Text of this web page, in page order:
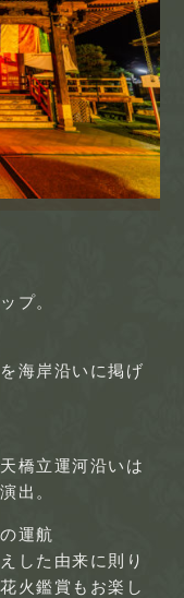
プ。
海岸沿いに掲げ
橋立運河沿いは
出。
運航
した由来に則り
火鑑賞もお楽し